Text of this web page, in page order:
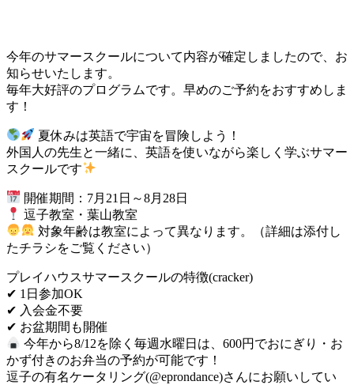
今年のサマースクールについて内容が確定しましたので、お
知らせいたします。
毎年大好評のプログラムです。早めのご予約をおすすめしま
す！
夏休みは英語で宇宙を冒険しよう！
外国人の先生と一緒に、英語を使いながら楽しく学ぶサマー
スクールです
開催期間：7月21日～8月28日
逗子教室・葉山教室
対象年齢は教室によって異なります。（詳細は添付し
たチラシをご覧ください）
プレイハウスサマースクールの特徴(cracker)
✔ 1日参加OK
✔ 入会金不要
✔ お盆期間も開催
今年から8/12を除く毎週水曜日は、600円でおにぎり・お
かず付きのお弁当の予約が可能です！
逗子の有名ケータリング(@eprondance)さんにお願いしてい